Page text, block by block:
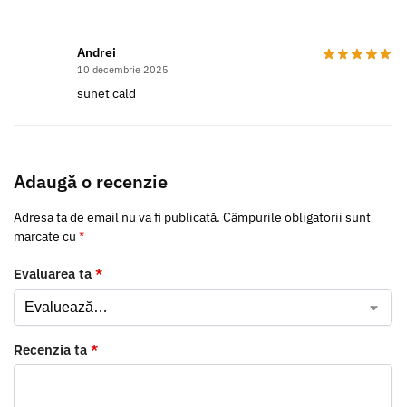
Andrei
10 decembrie 2025
sunet cald
Adaugă o recenzie
Adresa ta de email nu va fi publicată. Câmpurile obligatorii sunt
marcate cu *
Evaluarea ta *
Recenzia ta *